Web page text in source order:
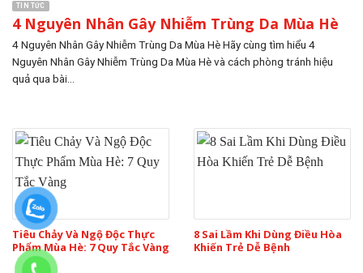
TIN TỨC
4 Nguyên Nhân Gây Nhiễm Trùng Da Mùa Hè
4 Nguyên Nhân Gây Nhiễm Trùng Da Mùa Hè Hãy cùng tìm hiểu 4
Nguyên Nhân Gây Nhiễm Trùng Da Mùa Hè và cách phòng tránh hiệu
quả qua bài...
Tiêu Chảy Và Ngộ Độc Thực
Phẩm Mùa Hè: 7 Quy Tắc Vàng
8 Sai Lầm Khi Dùng Điều Hòa
Khiến Trẻ Dễ Bệnh